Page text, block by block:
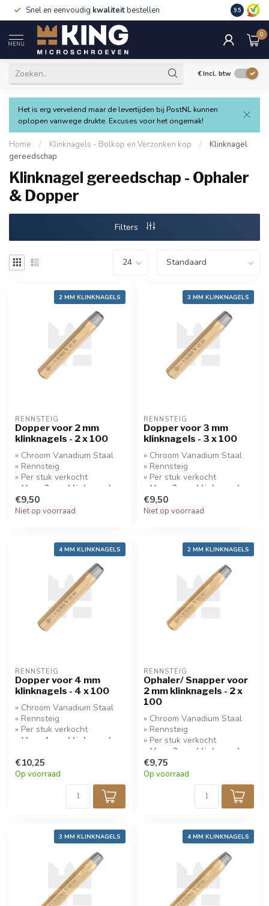
Snel en eenvoudig kwaliteitbestellen 9.5
MENU
0
€Incl. btw
Het is erg vervelend maar de levertijden bij PostNL kunnen
oplopen vanwege drukte. Excuses voor het ongemak!
Home / Klinknagels - Bolkop en Verzonken kop /
Klinknagel
gereedschap
Klinknagel gereedschap - Ophaler
& Dopper
Filters
2 MM KLINKNAGELS
RENNSTEIG
Dopper voor 2 mm
klinknagels - 2 x 100
» Chroom Vanadium Staal
» Rennsteig
» Per stuk verkocht
» Voor 2 mm klinknagels
€9,50
Niet op voorraad
3 MM KLINKNAGELS
RENNSTEIG
Dopper voor 3 mm
klinknagels - 3 x 100
» Chroom Vanadium Staal
» Rennsteig
» Per stuk verkocht
» Voor 3 mm klinknagels
€9,50
Niet op voorraad
4 MM KLINKNAGELS
RENNSTEIG
Dopper voor 4 mm
klinknagels - 4 x 100
» Chroom Vanadium Staal
» Rennsteig
» Per stuk verkocht
» Voor 4 mm klinknagels
€10,25
Op voorraad
2 MM KLINKNAGELS
RENNSTEIG
Ophaler/ Snapper voor
2 mm klinknagels - 2 x
100
» Chroom Vanadium Staal
» Rennsteig
» Per stuk verkocht
» Voor 2 mm klinknagels
€9,75
Op voorraad
3 MM KLINKNAGELS 4 MM KLINKNAGELS